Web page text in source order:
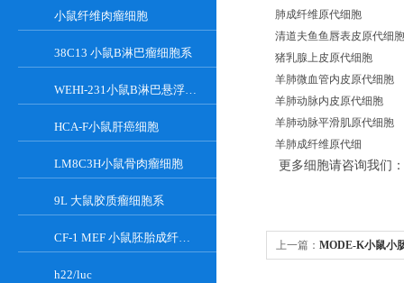
小鼠纤维肉瘤细胞
38C13 小鼠B淋巴瘤细胞系
WEHI-231小鼠B淋巴悬浮细胞系
HCA-F小鼠肝癌细胞
LM8C3H小鼠骨肉瘤细胞
9L 大鼠胶质瘤细胞系
CF-1 MEF 小鼠胚胎成纤维细胞系
h22/luc
肺成纤维原代细胞
清道夫鱼鱼唇表皮原代细胞
猪乳腺上皮原代细胞
羊肺微血管内皮原代细胞
羊肺动脉内皮原代细胞
羊肺动脉平滑肌原代细胞
羊肺成纤维原代细
更多细胞请咨询我们：
上一篇： MODE-K小鼠小